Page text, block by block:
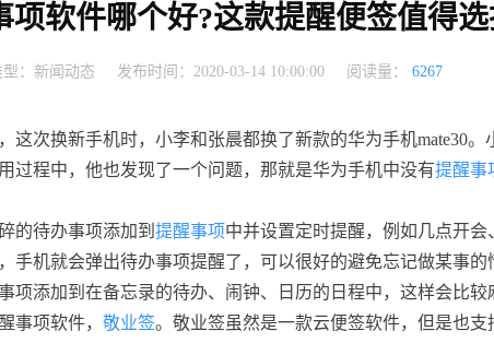
软件哪个好?这款提醒便签值得
： 新闻动态 发布时间：2020-03-14 10:00:00 阅读量： 6267
这次换新手机时，小李和张晨都换了新款的华为手机mate30。
过程中，他也发现了一个问题，那就是华为手机中没有提醒事
的待办事项添加到 提醒事项中并设置定时提醒，例如几点开会
手机就会弹出待办事项提醒了，可以很好的避免忘记做某事的
添加到在备忘录的待办、闹钟、日历的日程中，这样会比较
事项软件， 敬业签。敬业签虽然是一款云便签软件，但是也支